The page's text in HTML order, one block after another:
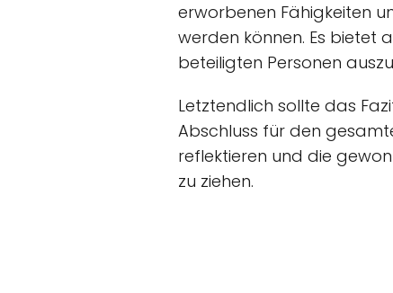
erworbenen Fähigkeiten
werden können. Es bietet
beteiligten Personen
Letztendlich sollte das
Abschluss für den
reflektieren und die
zu ziehen.